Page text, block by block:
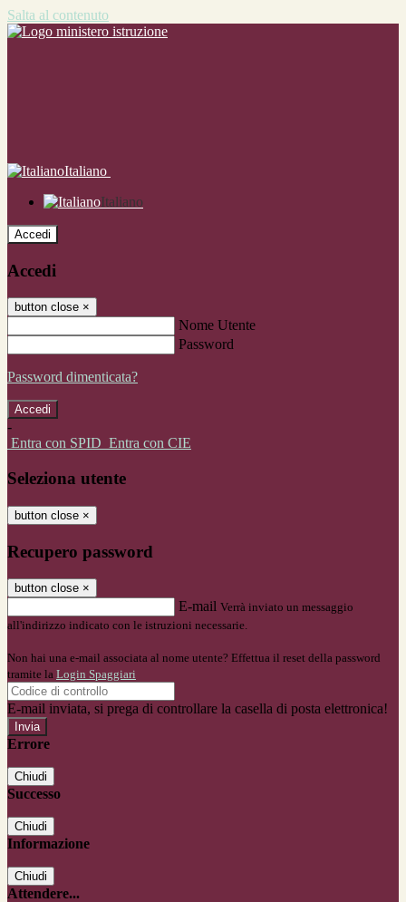
Salta al contenuto
Italiano
Italiano
Accedi
Accedi
button close ×
Nome Utente
Password
Password dimenticata?
-
Entra con SPID Entra con CIE
Seleziona utente
button close ×
Recupero password
button close ×
E-mail Verrà inviato un messaggio
all'indirizzo indicato con le istruzioni necessarie.
Non hai una e-mail associata al nome utente? Effettua il reset della password
tramite la Login Spaggiari
E-mail inviata, si prega di controllare la casella di posta elettronica!
Errore
Chiudi
Successo
Chiudi
Informazione
Chiudi
Attendere...